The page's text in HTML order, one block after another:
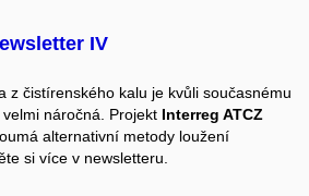
IV
z čistírenského kalu je kvůli současnému
náročná. Projekt Interreg ATCZ
alternativní metody loužení
si více v newsletteru.